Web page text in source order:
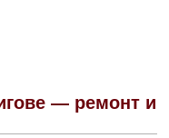
— ремонт и